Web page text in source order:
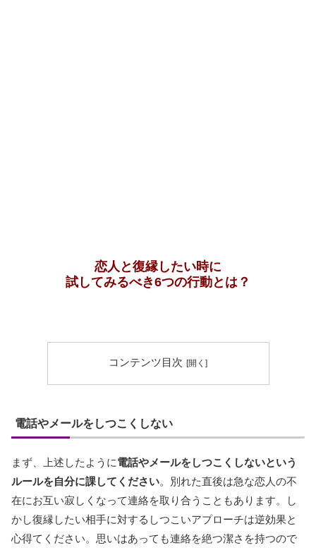
恋人と復縁したい時に
試してみるべき6つの行動とは？
コンテンツ目次
電話やメールをしつこくしない
まず、上述したように電話やメールをしつこくしないという
ルールを自分に課してください。別れた直後は急な恋人の不
在にお互い寂しくなって連絡を取り合うこともあります。し
かし復縁したい相手に対するしつこいアプローチは逆効果と
心得てください。思いはあっても連絡を絶つ潔さを持つので